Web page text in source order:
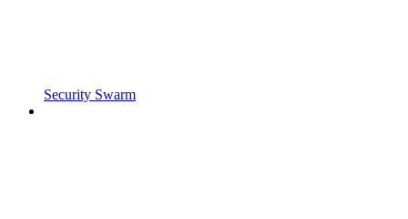
Security Swarm